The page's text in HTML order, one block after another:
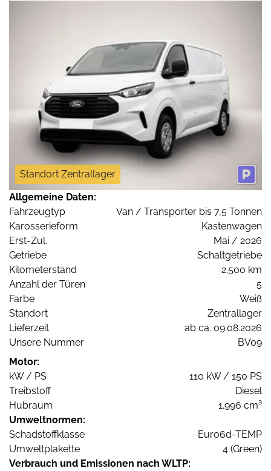
Standort Zentrallager
Allgemeine Daten:
Fahrzeugtyp
Van / Transporter bis 7,5 Tonnen
Karosserieform
Kastenwagen
Erst-Zul.
Mai / 2026
Getriebe
Schaltgetriebe
Kilometerstand
2.500 km
Anzahl der Türen
5
Farbe
Weiß
Standort
Zentrallager
Lieferzeit
ab ca. 09.08.2026
Unsere Nummer
BV09
Motor:
kW / PS
110 kW / 150 PS
Treibstoff
Diesel
Hubraum
1.996 cm³
Umweltnormen:
Schadstoffklasse
Euro6d-TEMP
Umweltplakette
4 (Green)
Verbrauch und Emissionen nach WLTP: